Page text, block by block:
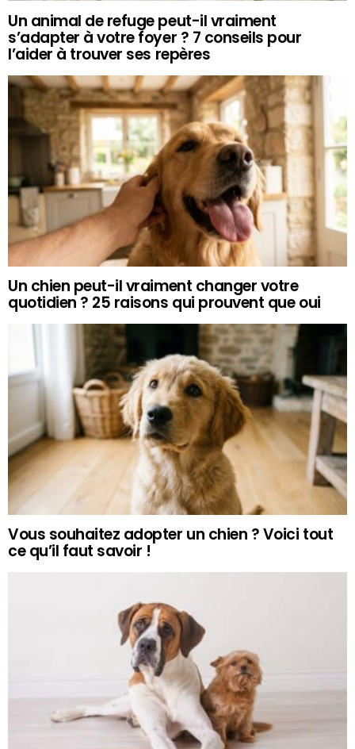
Un animal de refuge peut-il vraiment
s’adapter à votre foyer ? 7 conseils pour
l’aider à trouver ses repères
Un chien peut-il vraiment changer votre
quotidien ? 25 raisons qui prouvent que oui
Vous souhaitez adopter un chien ? Voici tout
ce qu’il faut savoir !